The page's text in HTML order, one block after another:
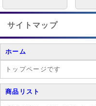
サイトマップ
ホーム
トップページです
商品リスト